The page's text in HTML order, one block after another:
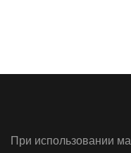
При использовании